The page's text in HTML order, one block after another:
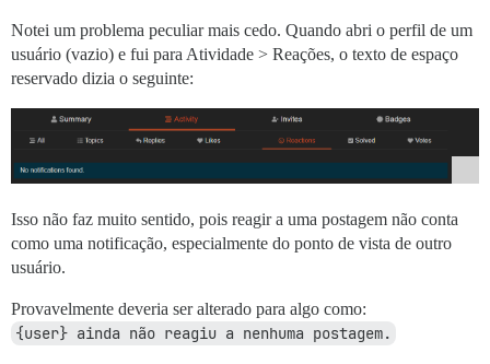
Notei um problema peculiar mais cedo. Quando abri o perfil de um
usuário (vazio) e fui para Atividade > Reações, o texto de espaço
reservado dizia o seguinte:
Isso não faz muito sentido, pois reagir a uma postagem não conta
como uma notificação, especialmente do ponto de vista de outro
usuário.
Provavelmente deveria ser alterado para algo como:
{user} ainda não reagiu a nenhuma postagem.